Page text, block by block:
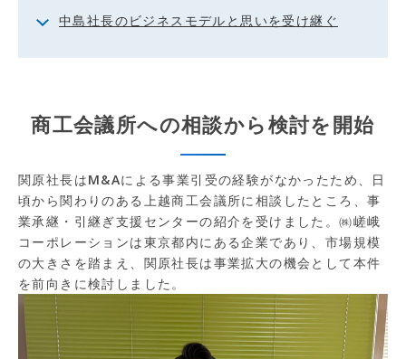
中島社長のビジネスモデルと思いを受け継ぐ
商工会議所への相談から検討を開始
関原社長はM&Aによる事業引受の経験がなかったため、日
頃から関わりのある上越商工会議所に相談したところ、事
業承継・引継ぎ支援センターの紹介を受けました。㈱嵯峨
コーポレーションは東京都内にある企業であり、市場規模
の大きさを踏まえ、関原社長は事業拡大の機会として本件
を前向きに検討しました。